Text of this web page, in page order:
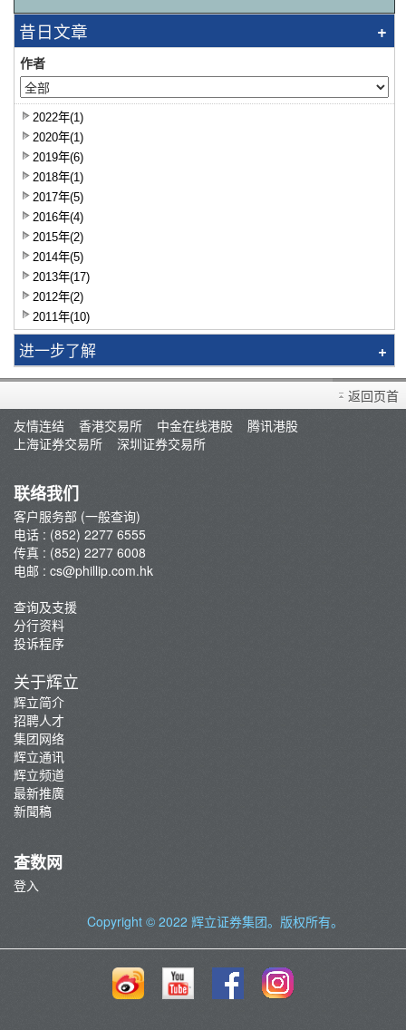
昔日文章
作者
2022年(1)
2020年(1)
2019年(6)
2018年(1)
2017年(5)
2016年(4)
2015年(2)
2014年(5)
2013年(17)
2012年(2)
2011年(10)
进一步了解
辉利市
手机应用程式
平台功能列表
电子保安编码器 PHK Key
交易平台资讯及下载
注册PHK Key
解綁PHK KEY
返回页首
友情连结
香港交易所 中金在线港股
腾讯港股
上海证券交易所
深圳证券交易所
联络我们
客户服务部 (一般查询)
电话 : (852) 2277 6555
传真 : (852) 2277 6008
电邮 : cs@phillip.com.hk
查询及支援
分行资料
投诉程序
关于辉立
辉立简介
招聘人才
集团网络
辉立通讯
辉立频道
最新推廣
新聞稿
查数网
登入
Copyright © 2022 辉立证券集团。版权所有。